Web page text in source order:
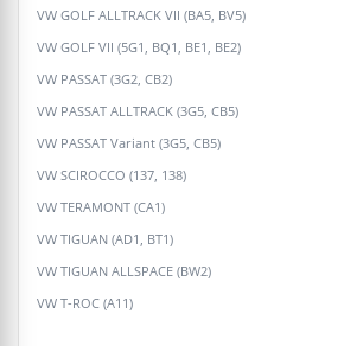
VW GOLF ALLTRACK VII (BA5, BV5)
VW GOLF VII (5G1, BQ1, BE1, BE2)
VW PASSAT (3G2, CB2)
VW PASSAT ALLTRACK (3G5, CB5)
VW PASSAT Variant (3G5, CB5)
VW SCIROCCO (137, 138)
VW TERAMONT (CA1)
VW TIGUAN (AD1, BT1)
VW TIGUAN ALLSPACE (BW2)
VW T-ROC (A11)